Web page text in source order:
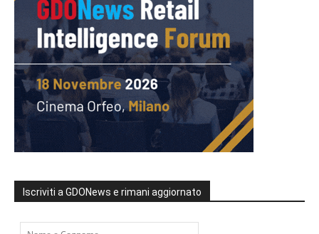
Iscriviti a GDONews e rimani aggiornato